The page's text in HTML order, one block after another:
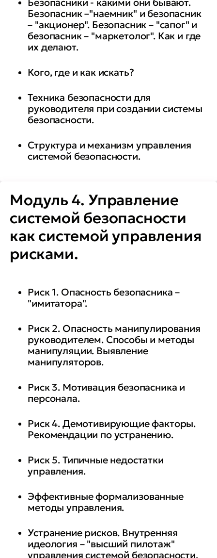
Безопасники - какими они бывают.
Безопасник –"наемник" и безопасник
– "акционер". Безопасник – "сапог" и
безопасник – "маркетолог". Как и где
их делают.
Кого, где и как искать?
Техника безопасности для
руководителя при создании системы
безопасности.
Структура и механизм управления
системой безопасности.
Модуль 4. Управление
системой безопасности
как системой управления
рисками.
Риск 1. Опасность безопасника –
"имитатора".
Риск 2. Опасность манипулирования
руководителем. Способы и методы
манипуляции. Выявление
манипуляторов.
Риск 3. Мотивация безопасника и
персонала.
Риск 4. Демотивирующие факторы.
Рекомендации по устранению.
Риск 5. Типичные недостатки
управления.
Эффективные формализованные
методы управления.
Устранение рисков. Внутренняя
идеология – "высший пилотаж"
управления системой безопасности.